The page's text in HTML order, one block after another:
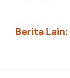
Berita Lain: